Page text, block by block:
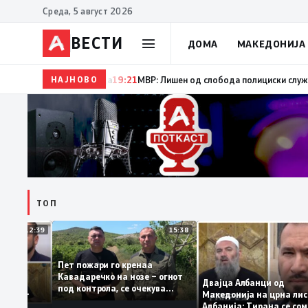
Среда, 5 август 2026
ВЕСТИ ДОМА МАКЕДОНИЈА
НАЈНОВО19:22Ангелов: Спречена катастрофа во виничко,
ТОП
12:39
За
од
му гори
15:38
Пет пожари го кренаа
Кавадаречко на нозе – огнот
под контрола, се очекува
целосно гаснење
Двајца Албанци од
Македонија на црна
Албанија: Тирана се